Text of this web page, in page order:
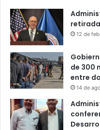
retirada
12 de
de 300
entre
14 de